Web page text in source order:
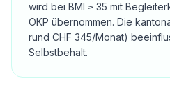
wird bei BMI ≥ 35 mit
OKP übernommen. Die
rund CHF 345/Monat)
Selbstbehalt.